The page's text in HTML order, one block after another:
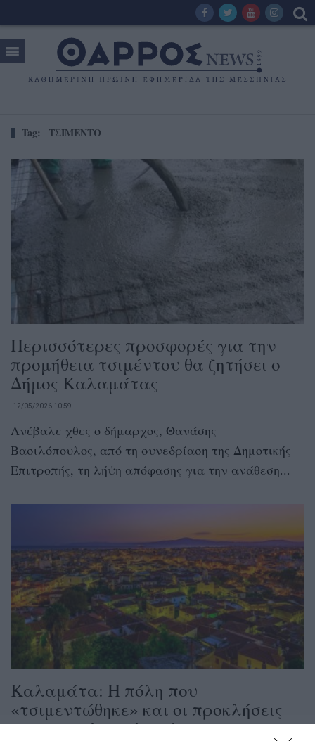
Tag: ΤΣΙΜΕΝΤΟ
Περισσότερες προσφορές για την
προμήθεια τσιμέντου θα ζητήσει ο
Δήμος Καλαμάτας
12/05/2026 10:59
Ανέβαλε χθες ο δήμαρχος, Θανάσης
Βασιλόπουλος, από τη συνεδρίαση της Δημοτικής
Επιτροπής, τη λήψη απόφασης για την ανάθεση...
Καλαμάτα: Η πόλη που
«τσιμεντώθηκε» και οι προκλήσεις
της αστικής ανάπτυξης